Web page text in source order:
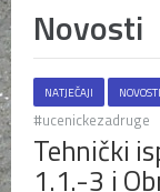
Novosti
NATJEČAJI NOVOSTI
#ucenickezadruge
Tehnički
1.1.-3 i